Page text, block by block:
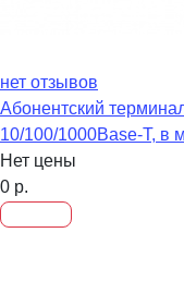
нет отзывов
Абонентский
10/100/1000Base-T, в
Нет цены
0 р.